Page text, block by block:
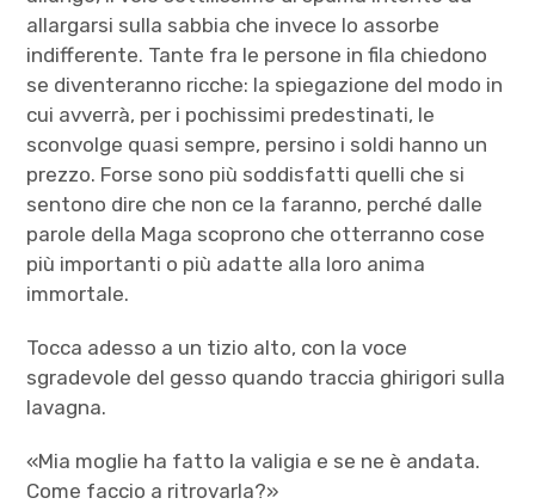
allargarsi sulla sabbia che invece lo assorbe
indifferente. Tante fra le persone in fila chiedono
se diventeranno ricche: la spiegazione del modo in
cui avverrà, per i pochissimi predestinati, le
sconvolge quasi sempre, persino i soldi hanno un
prezzo. Forse sono più soddisfatti quelli che si
sentono dire che non ce la faranno, perché dalle
parole della Maga scoprono che otterranno cose
più importanti o più adatte alla loro anima
immortale.
Tocca adesso a un tizio alto, con la voce
sgradevole del gesso quando traccia ghirigori sulla
lavagna.
«Mia moglie ha fatto la valigia e se ne è andata.
Come faccio a ritrovarla?»